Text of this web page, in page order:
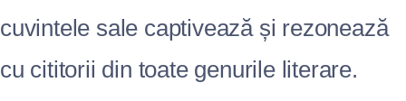
cuvintele sale captivează și rezonează
cu cititorii din toate genurile literare.